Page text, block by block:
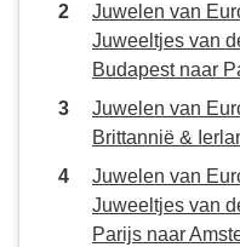
Juwelen van
Juweeltjes van
Budapest naar
Juwelen van
Brittannië &
Juwelen van
Juweeltjes van
Parijs naar